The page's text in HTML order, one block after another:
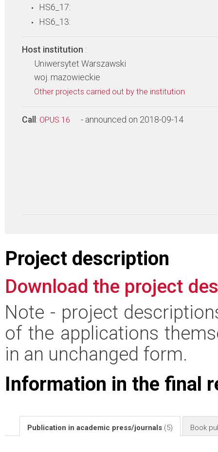
HS6_17:
HS6_13:
Host institution :
Uniwersytet Warszawski
woj. mazowieckie
Other projects carried out by the institution
Call : OPUS 16 - announced on 2018-09-14
Project description
Download the project
Note - project
of the applications
in an unchanged form.
Information in the final
Publication in academic press/journals (5) Book